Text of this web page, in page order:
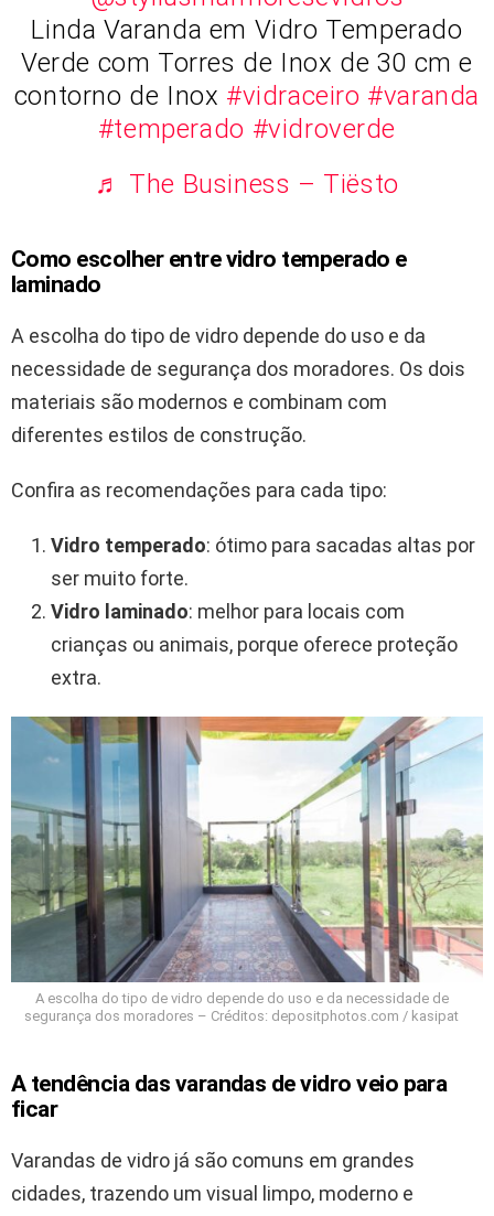
Linda Varanda em Vidro Temperado
Verde com Torres de Inox de 30 cm e
contorno de Inox #vidraceiro #varanda
#temperado #vidroverde
♬ The Business – Tiësto
Como escolher entre vidro temperado e
laminado
A escolha do tipo de vidro depende do uso e da
necessidade de segurança dos moradores. Os dois
materiais são modernos e combinam com
diferentes estilos de construção.
Confira as recomendações para cada tipo:
Vidro temperado: ótimo para sacadas altas por
ser muito forte.
Vidro laminado: melhor para locais com
crianças ou animais, porque oferece proteção
extra.
A escolha do tipo de vidro depende do uso e da necessidade de
segurança dos moradores – Créditos: depositphotos.com / kasipat
A tendência das varandas de vidro veio para
ficar
Varandas de vidro já são comuns em grandes
cidades, trazendo um visual limpo, moderno e